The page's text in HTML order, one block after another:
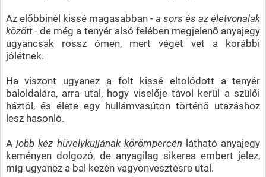
Az előbbinél kissé magasabban -a sors és az életvonalak
között- de még a tenyér alsó felében megjelenő anyajegy
ugyancsak rossz ómen, mert véget vet a korábbi
jólétnek.
Ha viszont ugyanez a folt kissé eltolódott a tenyér
baloldalára, arra utal, hogy viselője távol kerül a szülői
háztól, és élete egy hullámvasúton történő utazáshoz
lesz hasonló.
A jobb kéz hüvelykujjának körömpercén látható anyajegy
keményen dolgozó, de anyagilag sikeres embert jelez,
míg ugyanez a bal kezén vagyonvesztésre utal.